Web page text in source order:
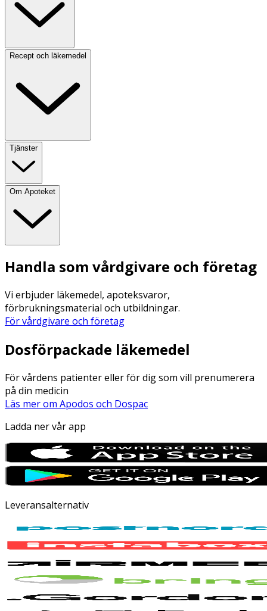
Recept och läkemedel
Tjänster
Om Apoteket
Handla som vårdgivare och företag
Vi erbjuder läkemedel, apoteksvaror,
förbrukningsmaterial och utbildningar.
För vårdgivare och företag
Dosförpackade läkemedel
För vårdens patienter eller för dig som vill prenumerera
på din medicin
Läs mer om Apodos och Dospac
Ladda ner vår app
Leveransalternativ